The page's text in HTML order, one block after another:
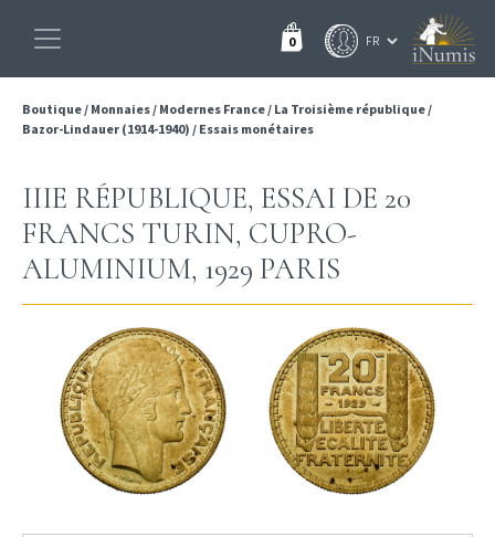
0
Boutique/ Monnaies/ Modernes France/ La Troisième république/
Bazor-Lindauer (1914-1940) / Essais monétaires
IIIE RÉPUBLIQUE, ESSAI DE 20
FRANCS TURIN, CUPRO-
ALUMINIUM, 1929 PARIS